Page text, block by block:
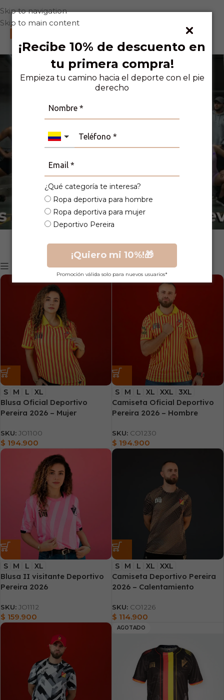
¡Recibe 10% de descuento en
tu primera compra!
Empieza tu camino hacia el deporte con el pie
derecho
¿Qué categoría te interesa?
Ropa deportiva para hombre
Ropa deportiva para mujer
Deportivo Pereira
¡Quiero mi 10%!🎁
Promoción válida solo para nuevos usuarios*
Skip to navigation
Skip to main content
0
camiseta pereira
Mostrar filtros
S M L XL
Blusa Oficial Deportivo
Pereira 2026 – Mujer
SKU: JO1100
$ 194.900
S M L XL XXL 3XL
Camiseta Oficial Deportivo
Pereira 2026 – Hombre
SKU: CO1230
$ 194.900
S M L XL
Blusa II visitante Deportivo
Pereira 2026
SKU: JO1112
$ 159.900
S M L XL XXL
Camiseta Deportivo Pereira
2026 – Calentamiento
SKU: CO1226
$ 114.900
AGOTADO